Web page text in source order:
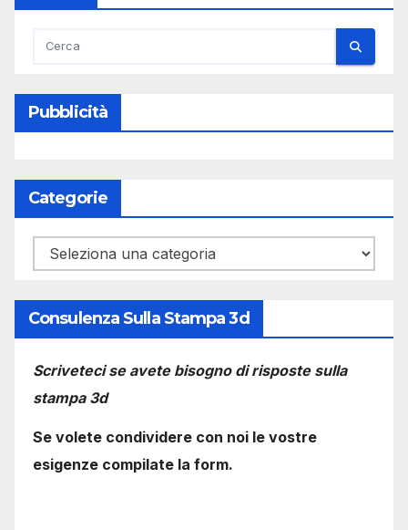
Pubblicità
Categorie
Categorie
Consulenza Sulla Stampa 3d
Scriveteci se avete bisogno di risposte sulla
stampa 3d
Se volete condividere con noi le vostre
esigenze compilate la form.